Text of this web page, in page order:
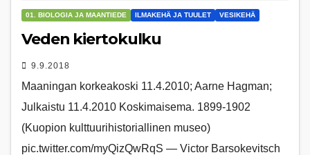
01. BIOLOGIA JA MAANTIEDE ILMAKEHÄ JA TUULET VESIKEHÄ
Veden kiertokulku
9.9.2018
Maaningan korkeakoski 11.4.2010; Aarne Hagman;
Julkaistu 11.4.2010 Koskimaisema. 1899-1902
(Kuopion kulttuurihistoriallinen museo)
pic.twitter.com/myQizQwRqS — Victor Barsokevitsch